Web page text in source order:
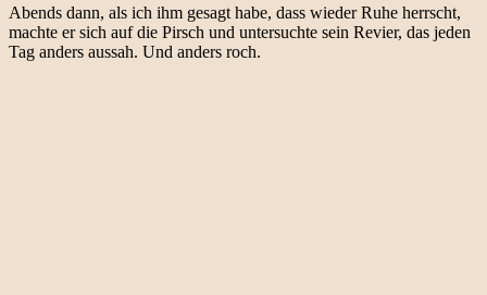
Abends dann, als ich ihm gesagt habe, dass wieder Ruhe herrscht,
machte er sich auf die Pirsch und untersuchte sein Revier, das jeden
Tag anders aussah. Und anders roch.